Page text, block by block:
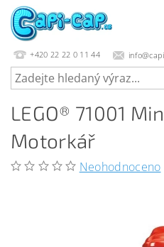
+420 22 22 0 11 44
LEGO® 71001
Motorkář
Neohodnoceno